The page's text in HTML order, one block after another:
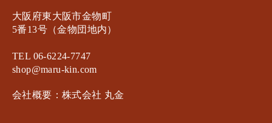
大阪府東大阪市金物町
5番13号（金物団地内）
TEL 06-6224-7747
shop@maru-kin.com
会社概要：株式会社 丸金